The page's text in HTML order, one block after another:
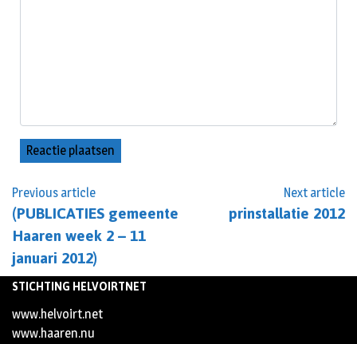
Previous article
(PUBLICATIES gemeente
Haaren week 2 – 11
januari 2012)
Next article
prinstallatie 2012
STICHTING HELVOIRTNET
www.helvoirt.net
www.haaren.nu